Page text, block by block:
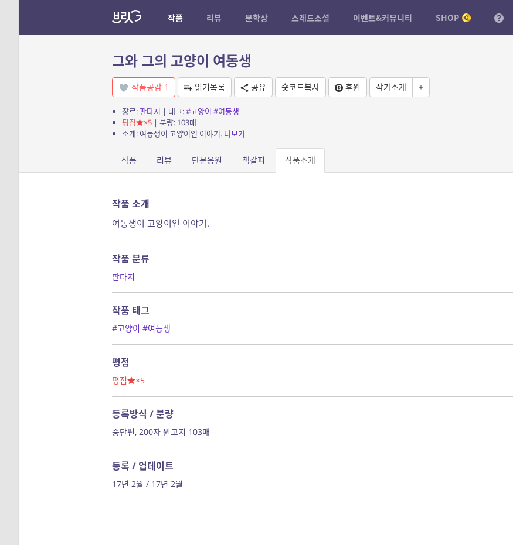
작품 리뷰 문학상 스레드소설 이벤트&커뮤니티 SHOP
그와 그의 고양이 여동생
작품공감 1 읽기목록 공유 숏코드복사 후원 작가소개 +
장르:판타지 | 태그:#고양이 #여동생
평점
×5| 분량: 103매
소개: 여동생이 고양이인 이야기. 더보기
작품 리뷰 단문응원 책갈피 작품소개
작품 소개
여동생이 고양이인 이야기.
작품 분류
판타지
작품 태그
#고양이 #여동생
평점
평점 ×5
등록방식 / 분량
중단편, 200자 원고지 103매
등록 / 업데이트
17년 2월 / 17년 2월